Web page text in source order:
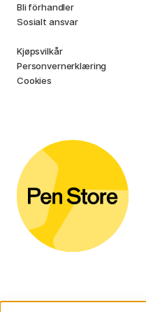
Bli förhandler
Sosialt ansvar
Kjøpsvilkår
Personvernerklæring
Cookies